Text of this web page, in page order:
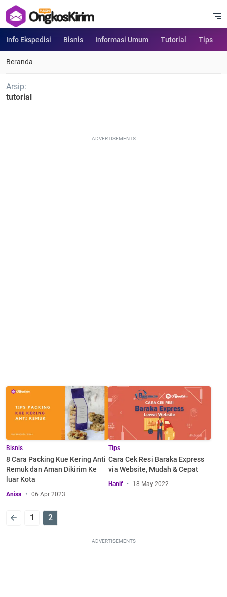
Info Ekspedisi Bisnis Informasi Umum Tutorial Tips
Beranda
Arsip:
tutorial
ADVERTISEMENTS
Bisnis
8 Cara Packing Kue Kering Anti
Remuk dan Aman Dikirim Ke
luar Kota
Anisa 06 Apr 2023
Tips
Cara Cek Resi Baraka Express
via Website, Mudah & Cepat
Hanif 18 May 2022
1 2
ADVERTISEMENTS